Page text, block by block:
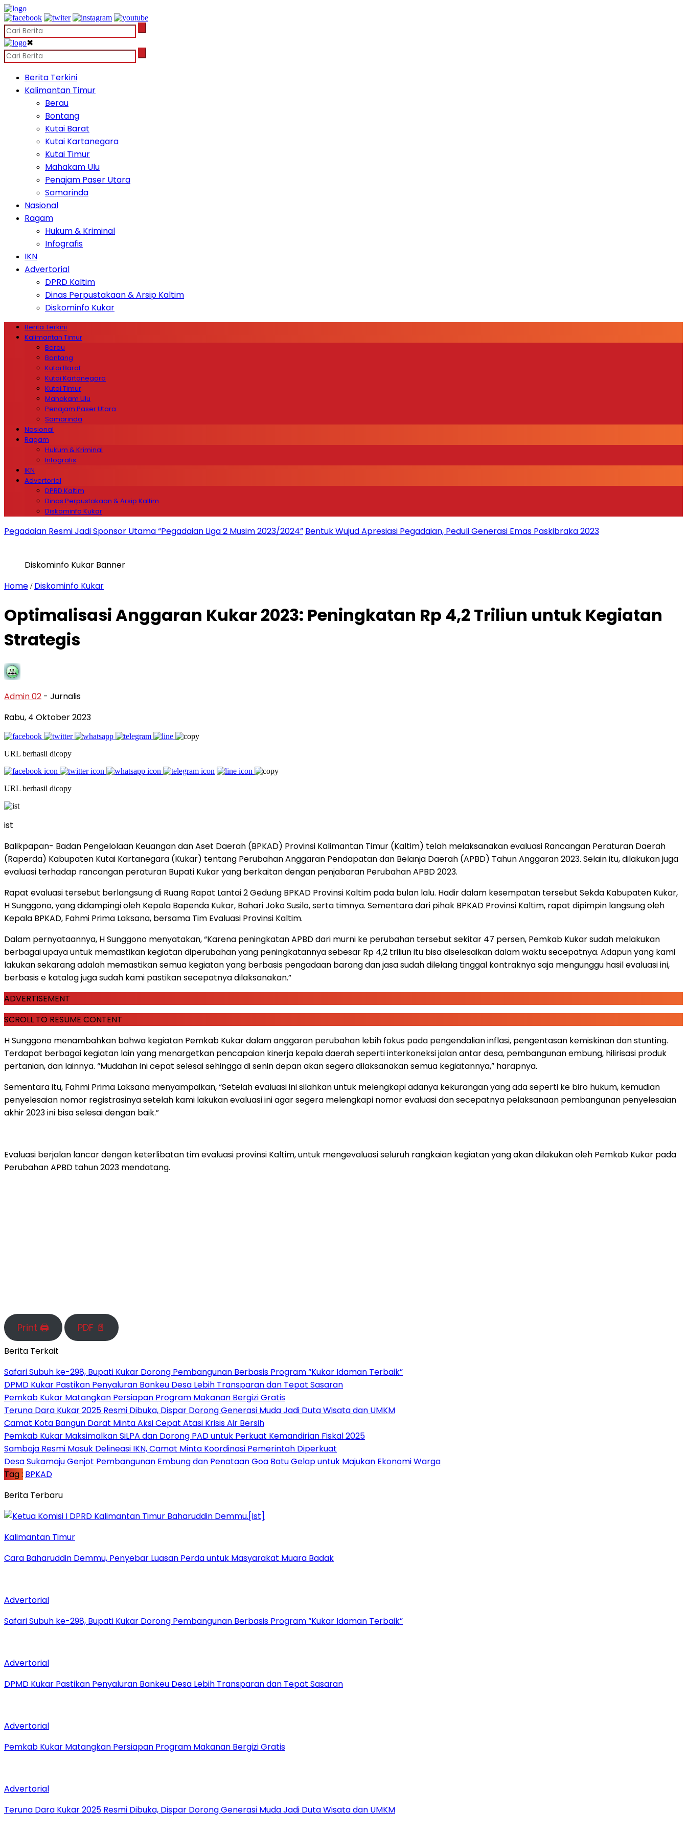
✖
Berita Terkini
Kalimantan Timur
Berau
Bontang
Kutai Barat
Kutai Kartanegara
Kutai Timur
Mahakam Ulu
Penajam Paser Utara
Samarinda
Nasional
Ragam
Hukum & Kriminal
Infografis
IKN
Advertorial
DPRD Kaltim
Dinas Perpustakaan & Arsip Kaltim
Diskominfo Kukar
Berita Terkini
Kalimantan Timur
Berau
Bontang
Kutai Barat
Kutai Kartanegara
Kutai Timur
Mahakam Ulu
Penajam Paser Utara
Samarinda
Nasional
Ragam
Hukum & Kriminal
Infografis
IKN
Advertorial
DPRD Kaltim
Dinas Perpustakaan & Arsip Kaltim
Diskominfo Kukar
Pegadaian Resmi Jadi Sponsor Utama “Pegadaian Liga 2 Musim 2023/2024” Bentuk Wujud Apresiasi Pegadaian, Peduli Generasi Emas Paskibraka 2023
Diskominfo Kukar Banner
Home / Diskominfo Kukar
Optimalisasi Anggaran Kukar 2023: Peningkatan Rp 4,2 Triliun untuk Kegiatan
Strategis
Admin 02 - Jurnalis
Rabu, 4 Oktober 2023
URL berhasil dicopy
URL berhasil dicopy
ist
Balikpapan- Badan Pengelolaan Keuangan dan Aset Daerah (BPKAD) Provinsi Kalimantan Timur (Kaltim) telah melaksanakan evaluasi Rancangan Peraturan Daerah
(Raperda) Kabupaten Kutai Kartanegara (Kukar) tentang Perubahan Anggaran Pendapatan dan Belanja Daerah (APBD) Tahun Anggaran 2023. Selain itu, dilakukan juga
evaluasi terhadap rancangan peraturan Bupati Kukar yang berkaitan dengan penjabaran Perubahan APBD 2023.
Rapat evaluasi tersebut berlangsung di Ruang Rapat Lantai 2 Gedung BPKAD Provinsi Kaltim pada bulan lalu. Hadir dalam kesempatan tersebut Sekda Kabupaten Kukar,
H Sunggono, yang didampingi oleh Kepala Bapenda Kukar, Bahari Joko Susilo, serta timnya. Sementara dari pihak BPKAD Provinsi Kaltim, rapat dipimpin langsung oleh
Kepala BPKAD, Fahmi Prima Laksana, bersama Tim Evaluasi Provinsi Kaltim.
Dalam pernyataannya, H Sunggono menyatakan, “Karena peningkatan APBD dari murni ke perubahan tersebut sekitar 47 persen, Pemkab Kukar sudah melakukan
berbagai upaya untuk memastikan kegiatan diperubahan yang peningkatannya sebesar Rp 4,2 triliun itu bisa diselesaikan dalam waktu secepatnya. Adapun yang kami
lakukan sekarang adalah memastikan semua kegiatan yang berbasis pengadaan barang dan jasa sudah dilelang tinggal kontraknya saja mengunggu hasil evaluasi ini,
berbasis e katalog juga sudah kami pastikan secepatnya dilaksanakan.”
ADVERTISEMENT
SCROLL TO RESUME CONTENT
H Sunggono menambahkan bahwa kegiatan Pemkab Kukar dalam anggaran perubahan lebih fokus pada pengendalian inflasi, pengentasan kemiskinan dan stunting.
Terdapat berbagai kegiatan lain yang menargetkan pencapaian kinerja kepala daerah seperti interkoneksi jalan antar desa, pembangunan embung, hilirisasi produk
pertanian, dan lainnya. “Mudahan ini cepat selesai sehingga di senin depan akan segera dilaksanakan semua kegiatannya,” harapnya.
Sementara itu, Fahmi Prima Laksana menyampaikan, “Setelah evaluasi ini silahkan untuk melengkapi adanya kekurangan yang ada seperti ke biro hukum, kemudian
penyelesaian nomor registrasinya setelah kami lakukan evaluasi ini agar segera melengkapi nomor evaluasi dan secepatnya pelaksanaan pembangunan penyelesaian
akhir 2023 ini bisa selesai dengan baik.”
Evaluasi berjalan lancar dengan keterlibatan tim evaluasi provinsi Kaltim, untuk mengevaluasi seluruh rangkaian kegiatan yang akan dilakukan oleh Pemkab Kukar pada
Perubahan APBD tahun 2023 mendatang.
Print 🖨 PDF 📄
Berita Terkait
Safari Subuh ke-298, Bupati Kukar Dorong Pembangunan Berbasis Program “Kukar Idaman Terbaik”
DPMD Kukar Pastikan Penyaluran Bankeu Desa Lebih Transparan dan Tepat Sasaran
Pemkab Kukar Matangkan Persiapan Program Makanan Bergizi Gratis
Teruna Dara Kukar 2025 Resmi Dibuka, Dispar Dorong Generasi Muda Jadi Duta Wisata dan UMKM
Camat Kota Bangun Darat Minta Aksi Cepat Atasi Krisis Air Bersih
Pemkab Kukar Maksimalkan SiLPA dan Dorong PAD untuk Perkuat Kemandirian Fiskal 2025
Samboja Resmi Masuk Delineasi IKN, Camat Minta Koordinasi Pemerintah Diperkuat
Desa Sukamaju Genjot Pembangunan Embung dan Penataan Goa Batu Gelap untuk Majukan Ekonomi Warga
Tag : BPKAD
Berita Terbaru
Kalimantan Timur
Cara Baharuddin Demmu, Penyebar Luasan Perda untuk Masyarakat Muara Badak
Advertorial
Safari Subuh ke-298, Bupati Kukar Dorong Pembangunan Berbasis Program “Kukar Idaman Terbaik”
Advertorial
DPMD Kukar Pastikan Penyaluran Bankeu Desa Lebih Transparan dan Tepat Sasaran
Advertorial
Pemkab Kukar Matangkan Persiapan Program Makanan Bergizi Gratis
Advertorial
Teruna Dara Kukar 2025 Resmi Dibuka, Dispar Dorong Generasi Muda Jadi Duta Wisata dan UMKM